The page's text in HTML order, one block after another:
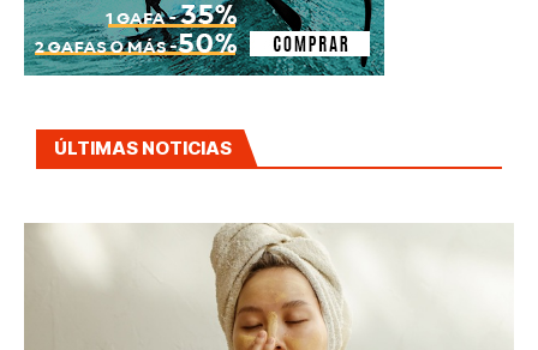
ÚLTIMAS NOTICIAS